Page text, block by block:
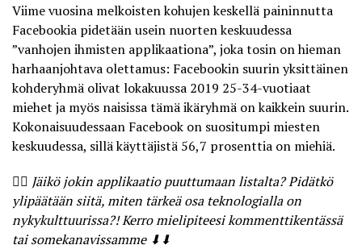
Viime vuosina melkoisten kohujen keskellä paininnutta
Facebookia pidetään usein nuorten keskuudessa
”vanhojen ihmisten applikaationa”, joka tosin on hieman
harhaanjohtava olettamus: Facebookin suurin yksittäinen
kohderyhmä olivat lokakuussa 2019 25-34-vuotiaat
miehet ja myös naisissa tämä ikäryhmä on kaikkein suurin.
Kokonaisuudessaan Facebook on suositumpi miesten
keskuudessa, sillä käyttäjistä 56,7 prosenttia on miehiä.
🤷‍♂ Jäikö jokin applikaatio puuttumaan listalta? Pidätkö
ylipäätään siitä, miten tärkeä osa teknologialla on
nykykulttuurissa?! Kerro mielipiteesi kommenttikentässä
tai somekanavissamme ⬇⬇